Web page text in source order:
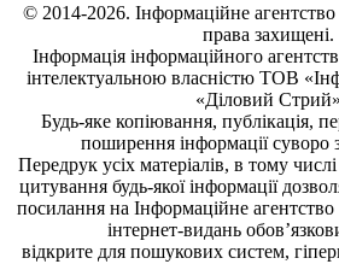
© 2014-2026. Інформаційне
права захищені.
Інформація інформаційного
інтелектуальною власністю ТОВ
«Діловий Стрий»
Будь-яке копiювання, публiкацiя,
поширення iнформацiї суворо
Передрук усіх матеріалів, в тому
цитування будь-якої інформації
посилання на Інформаційне
інтернет-видань
відкрите для пошукових систем,